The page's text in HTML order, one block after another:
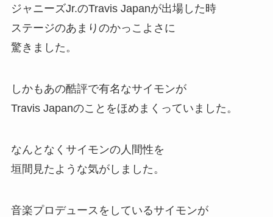
ジャニーズJr.のTravis Japanが出場した時
ステージのあまりのかっこよさに
驚きました。
しかもあの酷評で有名なサイモンが
Travis Japanのことをほめまくっていました。
なんとなくサイモンの人間性を
垣間見たような気がしました。
音楽プロデュースをしているサイモンが